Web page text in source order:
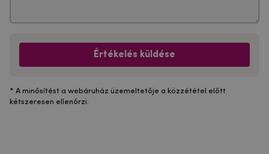
Értékelés küldése
* A minősítést a webáruház üzemeltetője a közzététel előtt
kétszeresen ellenőrzi.